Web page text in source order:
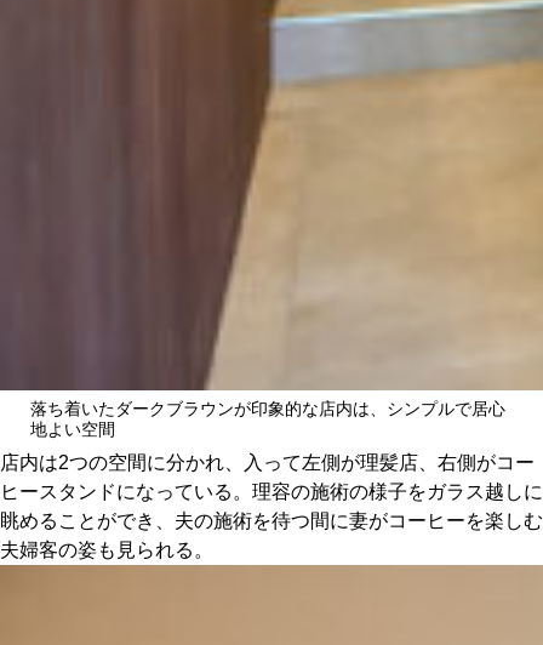
落ち着いたダークブラウンが印象的な店内は、シンプルで居心
地よい空間
店内は2つの空間に分かれ、入って左側が理髪店、右側がコー
ヒースタンドになっている。理容の施術の様子をガラス越しに
眺めることができ、夫の施術を待つ間に妻がコーヒーを楽しむ
夫婦客の姿も見られる。